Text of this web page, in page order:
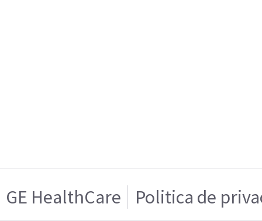
GE HealthCare Politica de